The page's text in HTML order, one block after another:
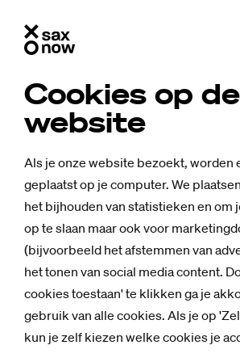
Cookies op
website
Als je onze website bezoekt, worden
geplaatst op je computer. We
het bijhouden van statistieken en om
op te slaan maar ook voor
(bijvoorbeeld het afstemmen van
het tonen van social media content.
cookies toestaan' te klikken ga je
gebruik van alle cookies. Als je op
kun je zelf kiezen welke cookies je
Nieuws
Stu­den­te Ade­li­